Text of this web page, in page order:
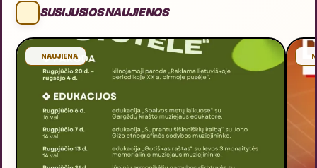
SUSIJUSIOS NAUJIENOS
NAUJIENA